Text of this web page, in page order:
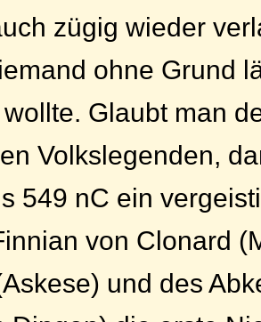
zügig wieder
ohne Grund
Glaubt man
Volkslegenden,
549 nC ein
von Clonard
und des